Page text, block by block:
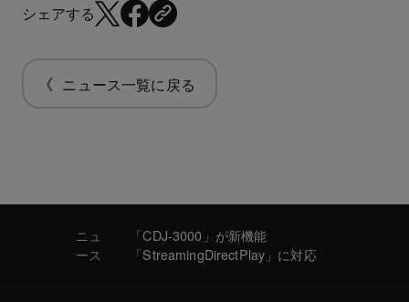
シェアする
ニュース一覧に戻る
ニュ
ース
「CDJ-3000」が新機能
「StreamingDirectPlay」に対応